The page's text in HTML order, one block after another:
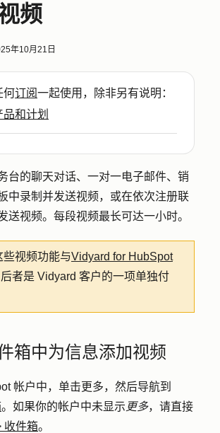
频
年10月21日
何订阅一起使用，除非另有说明：
品和计划
台的聊天对话、一对一电子邮件、销
中录制并发送视频，或在依次注册联
送视频。每段视频最长可达一小时。
些视频功能与Vidyard for HubSpot
者是 Vidyard 客户的一项单独付
箱中为信息添加视频
帐户中，单击更多，然后导航到
。如果你的帐户中未显示 更多，请直接
收件箱。